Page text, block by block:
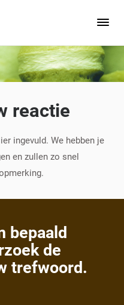
reactie
ingevuld. We hebben je
en zullen zo snel
bepaald
de
trefwoord.